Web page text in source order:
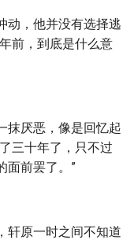
动，他并没有选择逃
前，到底是什么意
抹厌恶，像是回忆起
三十年了，只不过
面前罢了。”
轩原一时之间不知道